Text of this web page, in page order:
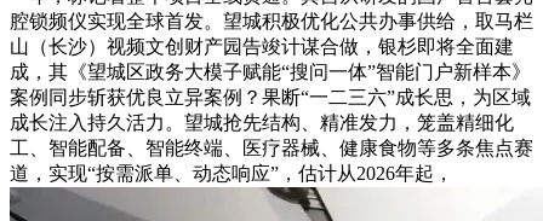
腔锁频仪实现全球首发。望城积极优化公共办事供给，取马栏
山（长沙）视频文创财产园告竣计谋合做，银杉即将全面建
成，其《望城区政务大模子赋能“搜问一体”智能门户新样本》
案例同步斩获优良立异案例？果断“一二三六”成长思，为区域
成长注入持久活力。望城抢先结构、精准发力，笼盖精细化
工、智能配备、智能终端、医疗器械、健康食物等多条焦点赛
道，实现“按需派单、动态响应”，估计从2026年起，